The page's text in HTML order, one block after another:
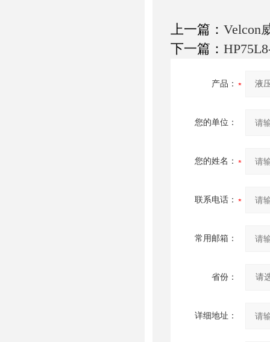
上一篇： Velcon
下一篇：
产品：
您的单位：
您的姓名：
联系电话：
常用邮箱：
省份：
详细地址：